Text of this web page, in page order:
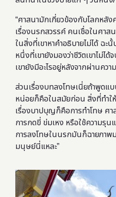
“ศาสนามักเกี่ยวข้องกับโลกหลัง
เรื่องนรกสวรรค์ คนเชื่อในศาส
ในสิ่งที่เขาหาคำอธิบายไม่ได้
หนึ่งที่เขายังมองว่าชีวิตเขาไม่ไ
เขายังมีอะไรอยู่หลังจากผ่านควา
ส่วนเรื่องบทลงโทษเนี่ยถ้าพูดแ
หน่อยก็คือในสมัยก่อน สิ่งที่ทำใ
เรื่องบาปบุญก็คือการทำโทษ ศ
การกดขี่ ข่มเหง หรือใช้ความรุ
การลงโทษในนรกมันก็ฉายภาพ
มนุษย์นี่แหละ”